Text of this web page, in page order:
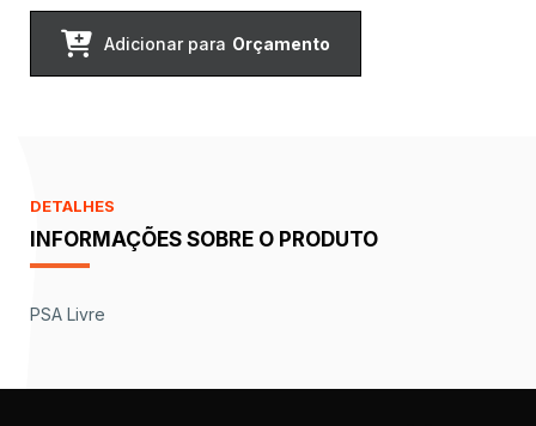
Adicionar para Orçamento
DETALHES
INFORMAÇÕES SOBRE O PRODUTO
PSA Livre